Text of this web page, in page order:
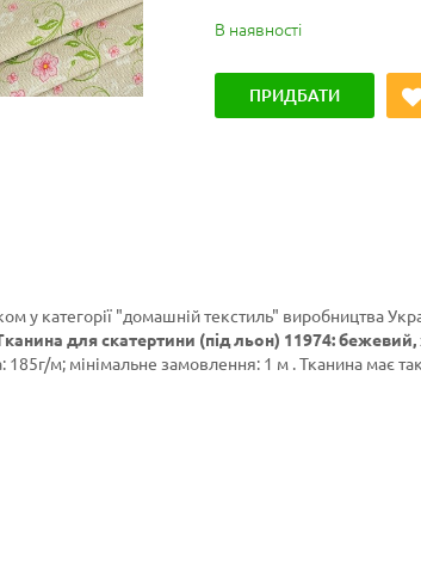
В наявності
ПРИДБАТИ
у категорії "домашній текстиль" виробництва
для скатертини (під льон) 11974:
м; мінімальне замовлення: 1 м . Тканина має